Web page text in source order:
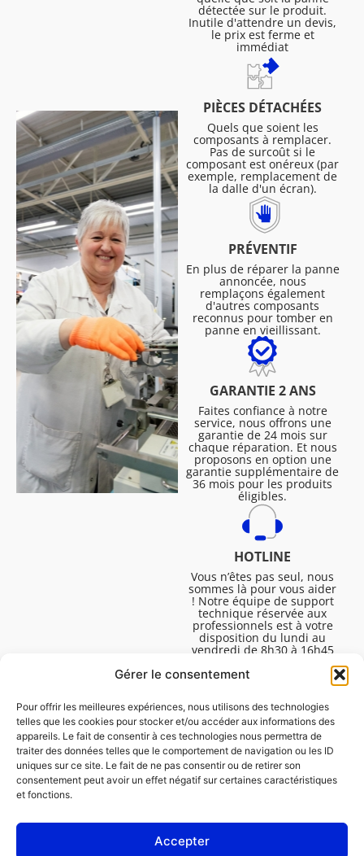
Gérer le consentement
Pour offrir les meilleures expériences, nous utilisons des technologies
telles que les cookies pour stocker et/ou accéder aux informations des
appareils. Le fait de consentir à ces technologies nous permettra de
traiter des données telles que le comportement de navigation ou les ID
uniques sur ce site. Le fait de ne pas consentir ou de retirer son
consentement peut avoir un effet négatif sur certaines caractéristiques
et fonctions.
Accepter
détectée sur le produit.
Inutile d'attendre un devis,
le prix est ferme et
immédiat
PIÈCES DÉTACHÉES
Quels que soient les
composants à remplacer.
Pas de surcoût si le
composant est onéreux (par
exemple, remplacement de
la dalle d'un écran).
PRÉVENTIF
En plus de réparer la panne
annoncée, nous
remplaçons également
d'autres composants
reconnus pour tomber en
panne en vieillissant.
GARANTIE 2 ANS
Faites confiance à notre
service, nous offrons une
garantie de 24 mois sur
chaque réparation. Et nous
proposons en option une
garantie supplémentaire de
36 mois pour les produits
éligibles.
HOTLINE
Vous n’êtes pas seul, nous
sommes là pour vous aider
! Notre équipe de support
technique réservée aux
professionnels est à votre
disposition du lundi au
vendredi de 8h30 à 16h45
pour vous aider à résoudre
toutes vos questions